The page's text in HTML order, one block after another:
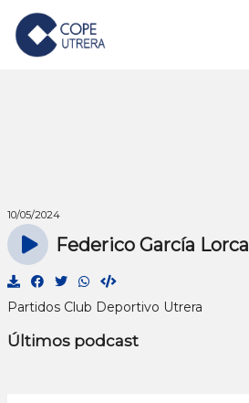
10/05/2024
Federico García Lorca
Partidos Club Deportivo Utrera
Últimos podcast